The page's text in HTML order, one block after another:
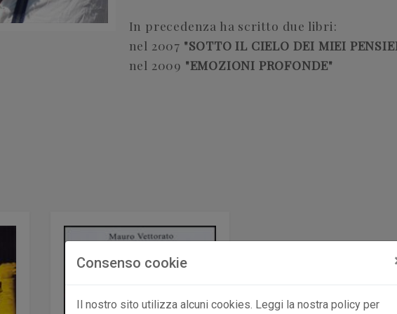
Consenso cookie
Il nostro sito utilizza alcuni cookies. Leggi la nostra policy per
In precedenza ha scritto due libri:
nel 2007 "SOTTO IL CIELO DEI MIEI
nel 2009 "EMOZIONI PROFONDE"